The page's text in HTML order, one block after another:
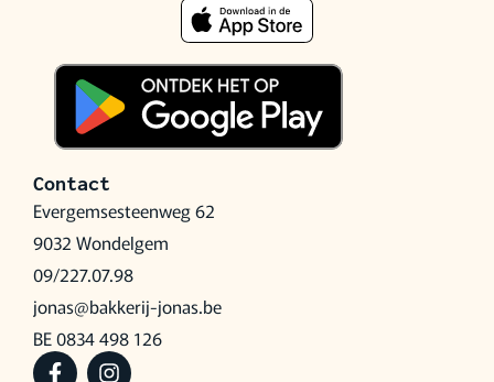
Contact
Evergemsesteenweg 62
9032 Wondelgem
09/227.07.98
jonas@bakkerij-jonas.be
BE 0834 498 126